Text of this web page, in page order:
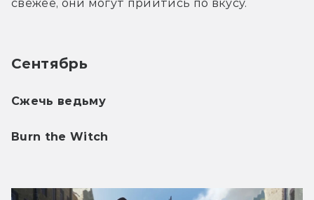
свежее, они могут прийтись по вкусу.
Сентябрь
Сжечь ведьму
Burn the Witch